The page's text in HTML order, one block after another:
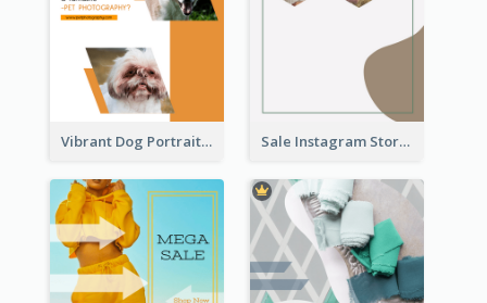
Vibrant Dog Portrait Instagram Story Design Template Sale Instagram Story